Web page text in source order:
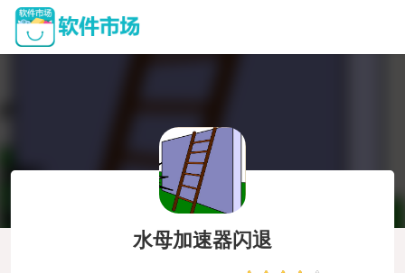
水母加速器闪退